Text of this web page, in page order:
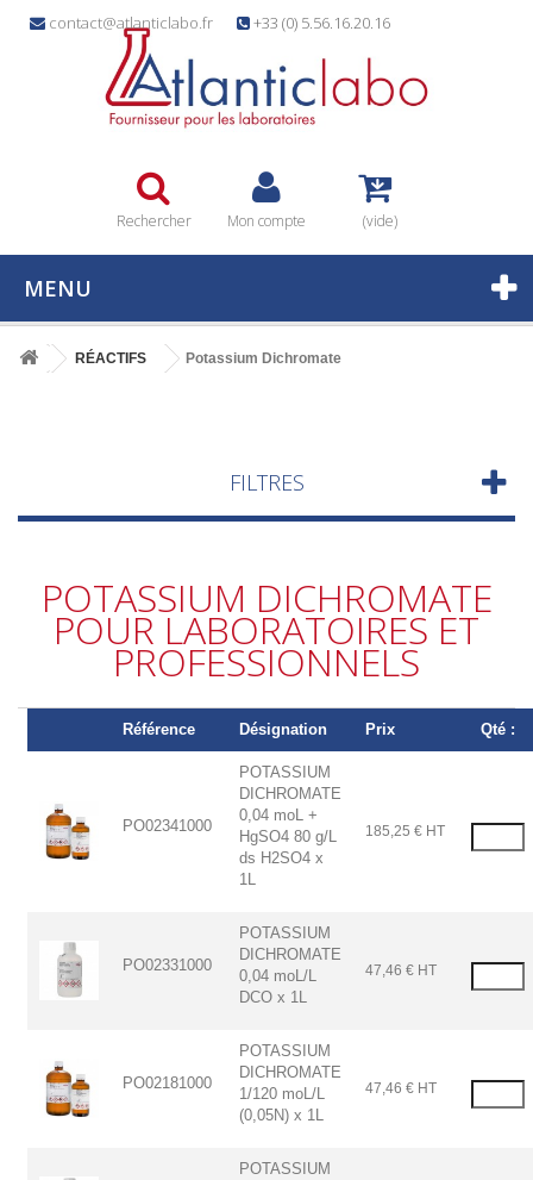
contact@atlanticlabo.fr +33 (0) 5.56.16.20.16
Rechercher Mon compte (vide)
MENU
RÉACTIFS Potassium Dichromate
FILTRES
POTASSIUM DICHROMATE
POUR LABORATOIRES ET
PROFESSIONNELS
Référence Désignation Prix Qté :
PO02341000
POTASSIUM
DICHROMATE
0,04 moL +
HgSO4 80 g/L
ds H2SO4 x
1L
185,25 € HT
PO02331000
POTASSIUM
DICHROMATE
0,04 moL/L
DCO x 1L
47,46 € HT
PO02181000
POTASSIUM
DICHROMATE
1/120 moL/L
(0,05N) x 1L
47,46 € HT
POTASSIUM